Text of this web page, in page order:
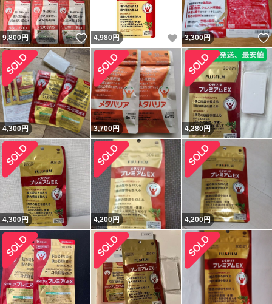
9,800円 いいね！
4,980 円 いいね！
3,300円
4,300円 3,700円 4,280円
4,300円 4,200円 4,200円